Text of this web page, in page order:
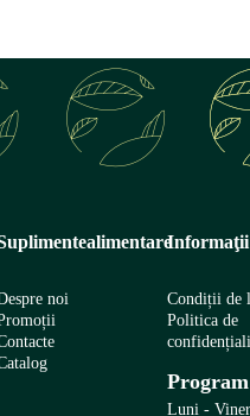
noi
Informaţii
Condiții de
Politica de
Luni -